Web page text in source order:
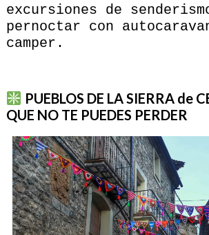
excursiones de
pernoctar con
camper.
PUEBLOS DE LA SIERRA de
QUE NO TE PUEDES PERDER